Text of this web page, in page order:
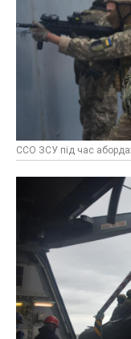
ССО ЗСУ під час